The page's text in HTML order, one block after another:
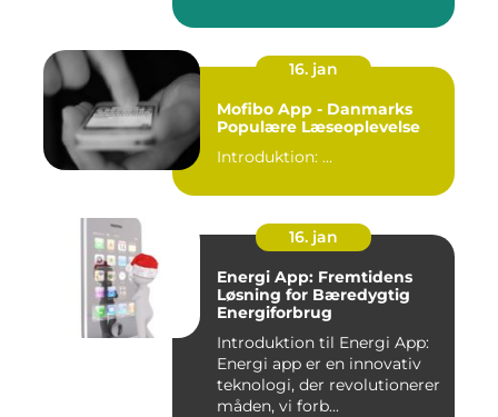
16. jan
Mofibo App - Danmarks
Populære Læseoplevelse
Introduktion: ...
16. jan
Energi App: Fremtidens
Løsning for Bæredygtig
Energiforbrug
Introduktion til Energi App:
Energi app er en innovativ
teknologi, der revolutionerer
måden, vi forb...